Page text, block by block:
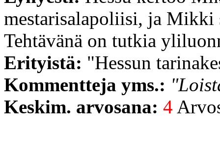
mestarisalapoliisi, ja
Tehtävänä on tutkia
Erityistä: "Hessun
Kommentteja yms.:
Keskim. arvosana: 4